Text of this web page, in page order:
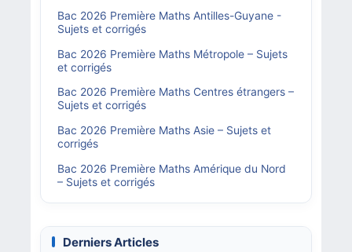
Bac 2026 Première Maths Antilles-Guyane -
Sujets et corrigés
Bac 2026 Première Maths Métropole – Sujets
et corrigés
Bac 2026 Première Maths Centres étrangers –
Sujets et corrigés
Bac 2026 Première Maths Asie – Sujets et
corrigés
Bac 2026 Première Maths Amérique du Nord
– Sujets et corrigés
Derniers Articles